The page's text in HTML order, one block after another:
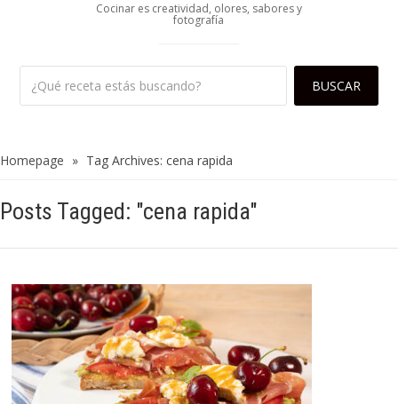
Cocinar es creatividad, olores, sabores y
fotografía
Homepage » Tag Archives: cena rapida
Posts Tagged: "cena rapida"